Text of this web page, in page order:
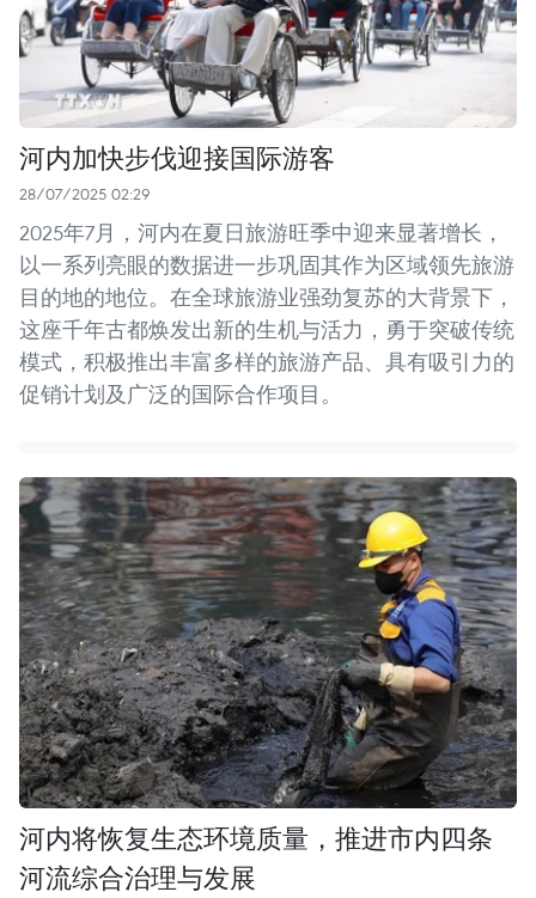
河内加快步伐迎接国际游客
28/07/2025 02:29
2025年7月，河内在夏日旅游旺季中迎来显著增长，
以一系列亮眼的数据进一步巩固其作为区域领先旅游
目的地的地位。在全球旅游业强劲复苏的大背景下，
这座千年古都焕发出新的生机与活力，勇于突破传统
模式，积极推出丰富多样的旅游产品、具有吸引力的
促销计划及广泛的国际合作项目。
河内将恢复生态环境质量，推进市内四条
河流综合治理与发展